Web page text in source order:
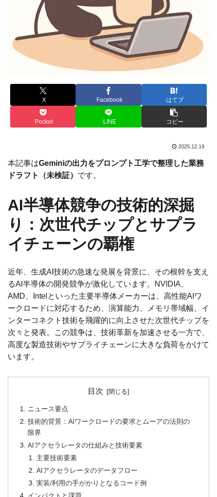
X Facebook はてブ
Pocket LINE コピー
2025.12.19
本記事はGeminiの出力をプロンプト工学で整理した業務
ドラフト（未検証） です。
AI半導体競争の技術的深掘
り：次世代チップとサプラ
イチェーンの覇権
近年、生成AI技術の急速な発展を背景に、その根幹を支え
るAI半導体の開発競争が激化しています。NVIDIA、
AMD、Intelといった主要半導体メーカーは、高性能AIワ
ークロードに対応するため、演算能力、メモリ帯域幅、イ
ンターコネクト技術を飛躍的に向上させた次世代チップを
次々と発表。この競争は、技術革新を加速させる一方で、
高度な製造技術やサプライチェーンに大きな負荷をかけて
います。
目次
ニュース要点
技術的背景：AIワークロードの要求とムーアの法則の
限界
AIアクセラレータの仕組みと技術要素
主要技術要素
AIアクセラレータのデータフロー
実装/利用の手がかりとなるコード例
インパクトと課題